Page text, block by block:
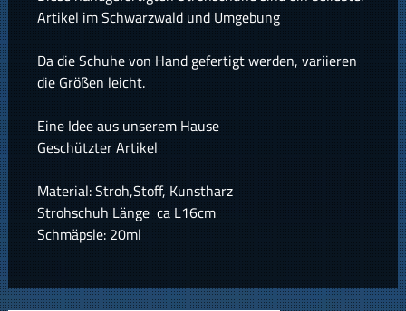
Artikel im Schwarzwald und Umgebung
Da die Schuhe von Hand gefertigt werden, variieren
die Größen leicht.
Eine Idee aus unserem Hause
Geschützter Artikel
Material: Stroh,Stoff, Kunstharz
Strohschuh Länge ca L16cm
Schmäpsle: 20ml